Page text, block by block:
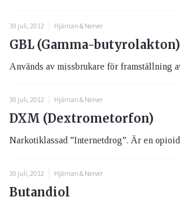
30 juli, 2012 Hjärnan & Nerver
GBL (Gamma-butyrolakton)
30 juli, 2012 Hjärnan & Nerver
DXM (Dextrometorfon)
30 juli, 2012 Hjärnan & Nerver
Butandiol